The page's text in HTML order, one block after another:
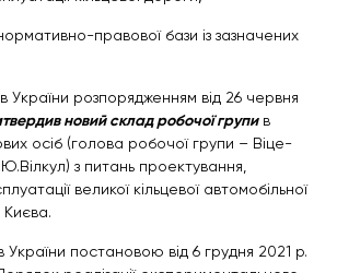
правової бази із зазначених
України розпорядженням від 26 червня
новий склад робочої групив
осіб (голова робочої групи – Віце-
з питань проектування,
великої кільцевої автомобільної
України постановою від 6 грудня 2021 р.